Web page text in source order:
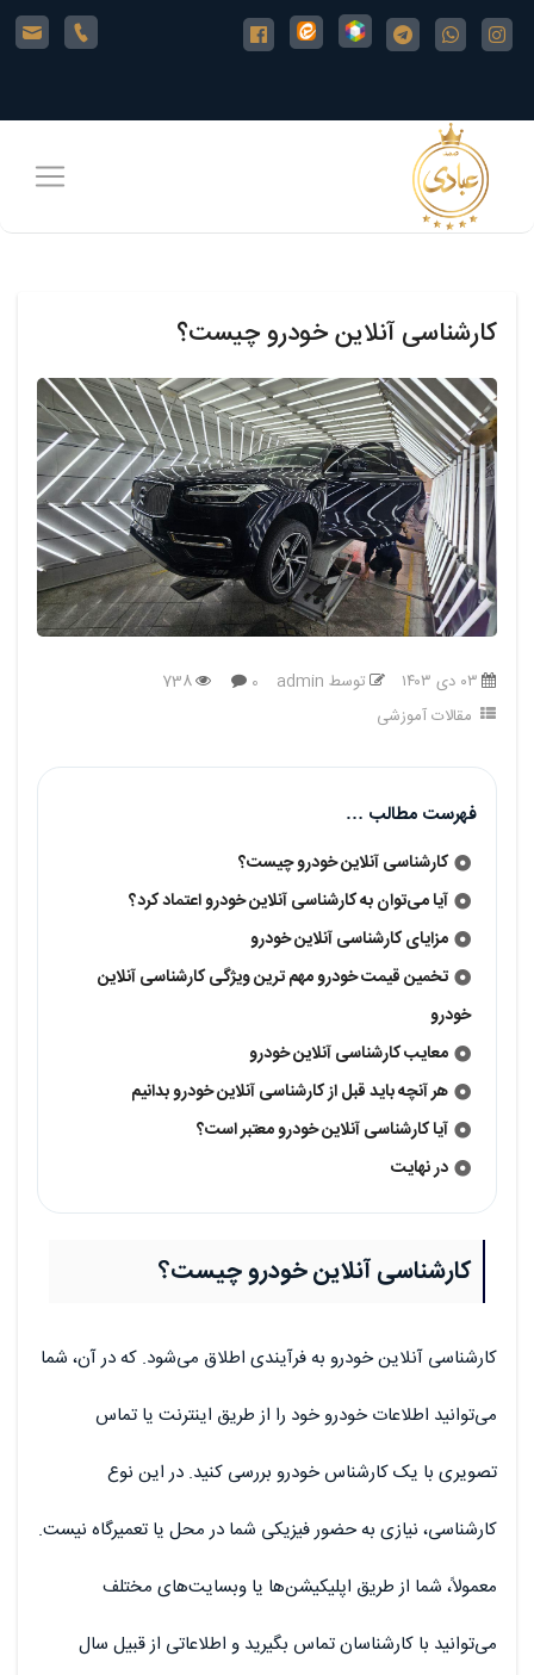
خانه
خدمات
آموزش
کارشناسی
خودرو
مجله
عبادی
درباره
ما
باما
نوبت
دهی
آنلاین
خرید
خودرو
سفارشی
کارشناسی آنلاین خودرو چیست؟
۰۳ دی ۱۴۰۳ توسط admin 0
738
مقالات آموزشی
فهرست مطالب …
کارشناسی آنلاین خودرو چیست؟
آیا می‌توان به کارشناسی آنلاین خودرو اعتماد کرد؟
مزایای کارشناسی آنلاین خودرو
تخمین قیمت خودرو مهم ترین ویژگی کارشناسی آنلاین
خودرو
معایب کارشناسی آنلاین خودرو
هر آنچه باید قبل از کارشناسی آنلاین خودرو بدانیم
آیا کارشناسی آنلاین خودرو معتبر است؟
در نهایت
کارشناسی آنلاین خودرو چیست؟
کارشناسی آنلاین خودرو به فرآیندی اطلاق می‌شود. که در آن، شما
می‌توانید اطلاعات خودرو خود را از طریق اینترنت یا تماس
تصویری با یک کارشناس خودرو بررسی کنید. در این نوع
کارشناسی، نیازی به حضور فیزیکی شما در محل یا تعمیرگاه نیست.
معمولاً، شما از طریق اپلیکیشن‌ها یا وبسایت‌های مختلف
می‌توانید با کارشناسان تماس بگیرید و اطلاعاتی از قبیل سال